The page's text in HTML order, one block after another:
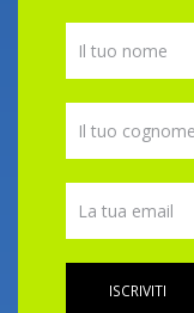
ISCRIVITI